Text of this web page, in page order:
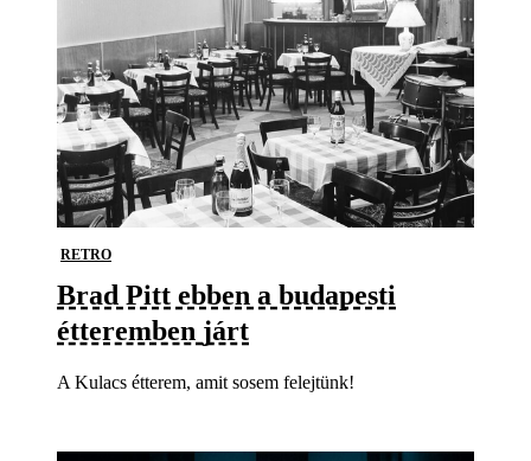
RETRO
Brad Pitt ebben a budapesti
étteremben járt
A Kulacs étterem, amit sosem felejtünk!